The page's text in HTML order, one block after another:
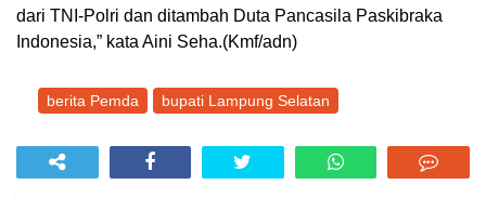
dari TNI-Polri dan ditambah Duta Pancasila Paskibraka
Indonesia,” kata Aini Seha.(Kmf/adn)
berita Pemda bupati Lampung Selatan